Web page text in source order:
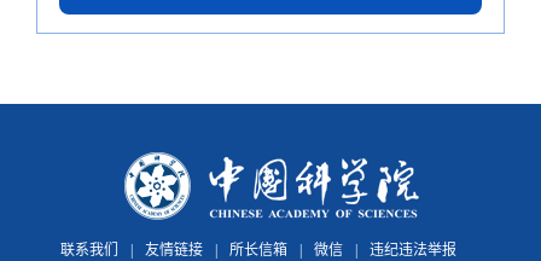
联系我们 友情链接 所长信箱 微信 违纪违法举报